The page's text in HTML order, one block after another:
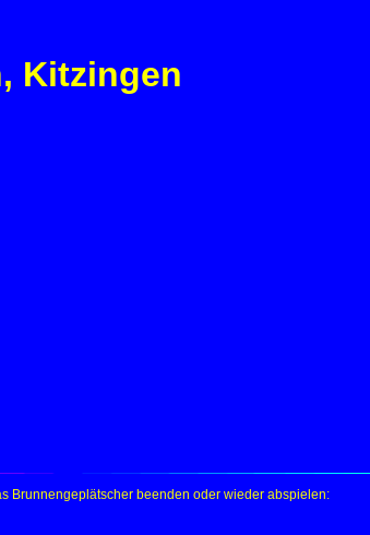
Kitzingen
Brunnengeplätscher beenden oder wieder abspielen: